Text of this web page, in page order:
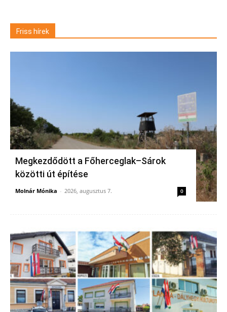
Friss hírek
Megkezdődött a Főherceglak–Sárok
közötti út építése
Molnár Mónika - 2026, augusztus 7. 0